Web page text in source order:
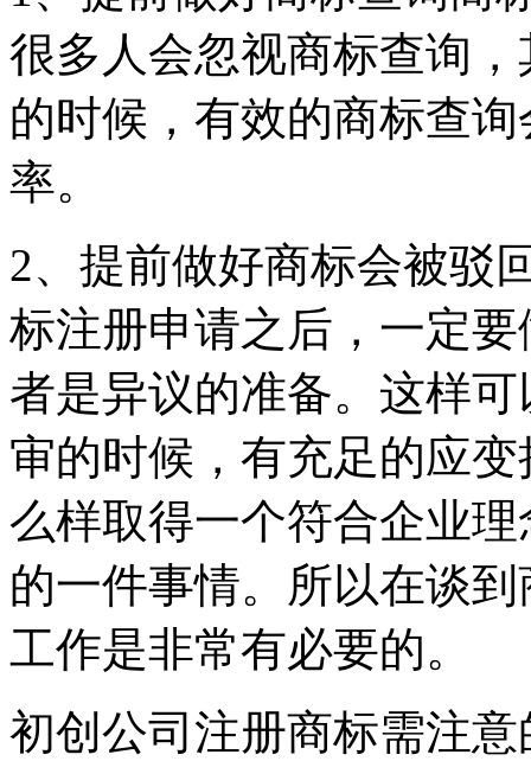
很多人会忽视商标查询
的时候，有效的商标查
率。
2、提前做好商标会被驳
标注册申请之后，一定
者是异议的准备。这样
审的时候，有充足的应
么样取得一个符合企业
的一件事情。所以在谈
工作是非常有必要的。
初创公司注册商标需注意